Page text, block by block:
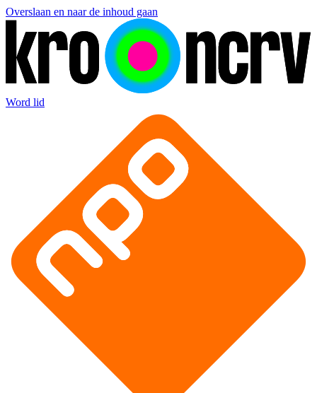
Overslaan en naar de inhoud gaan
Word lid